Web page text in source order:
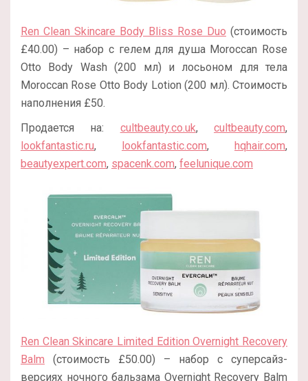
Ren Clean Skincare Body Bliss Rose Duo (стоимость
£40.00) – набор с гелем для душа Moroccan Rose
Otto Body Wash (200 мл) и лосьоном для тела
Moroccan Rose Otto Body Lotion (200 мл). Стоимость
наполнения £50.
Продается на: cultbeauty.co.uk,cultbeauty.com,
lookfantastic.ru, lookfantastic.com, hqhair.com,
beautyexpert.com, spacenk.com, feelunique.com
Ren Clean Skincare Limited Edition Overnight Recovery
Balm (стоимость £50.00) – набор с суперсайз-
версиях ночного бальзама Overnight Recovery Balm